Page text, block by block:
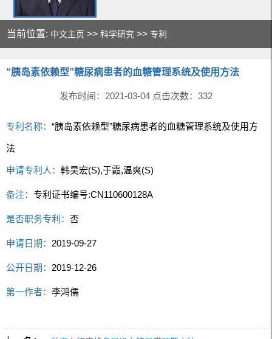
当前位置: 中文主页 >>科学研究 >>专利
“胰岛素依赖型”糖尿病患者的血糖管理系统及使用方法
发布时间：2021-03-04 点击次数： 332
专利名称：“胰岛素依赖型”糖尿病患者的血糖管理系统及使用方
法
申请专利人：韩昊宏(S),于霞,温爽(S)
备注：专利证书编号:CN110600128A
是否职务专利：否
申请日期： 2019-09-27
公开日期： 2019-12-26
第一作者：李鸿儒